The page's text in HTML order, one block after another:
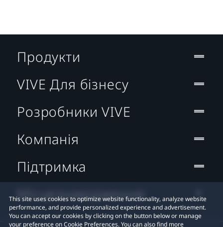
This site uses cookies to optimize website functionality, analyze website
performance, and provide personalized experience and advertisement.
You can accept our cookies by clicking on the button below or manage
your preference on Cookie Preferences. You can also find more
Продукти
VIVE Для бізнесу
Розробники VIVE
Компанія
Підтримка
Місцезнаходження: